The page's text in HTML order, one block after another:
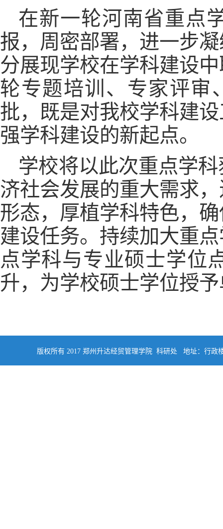
在新一轮河南省重点
报，周密部署，进一步
分展现学校在学科建设
轮专题培训、专家评审
批，既是对我校学科建
强学科建设的新起点。
学校将以此次重点学
济社会发展的重大需求
形态，厚植学科特色，
建设任务。持续加大重
点学科与专业硕士学位
升，为学校硕士学位授
版权所有 2017 郑州升达经贸管理学院 科研处 地址：行政